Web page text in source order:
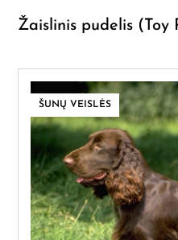
Žaislinis pudelis (Toy
ŠUNŲ VEISLĖS